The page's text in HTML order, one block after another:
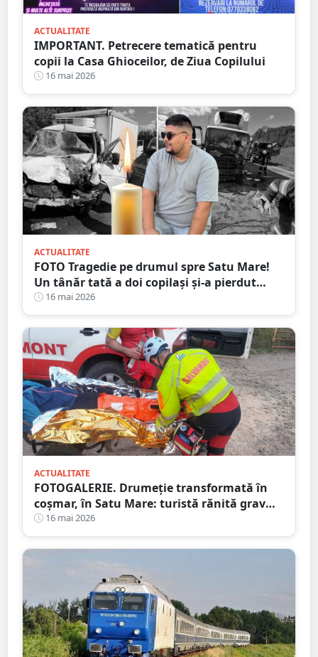
ACTUALITATE
IMPORTANT. Petrecere tematică pentru
copii la Casa Ghioceilor, de Ziua Copilului
16 mai 2026
ACTUALITATE
FOTO Tragedie pe drumul spre Satu Mare!
Un tânăr tată a doi copilași și-a pierdut
viața într-un accident cumplit
16 mai 2026
ACTUALITATE
FOTOGALERIE. Drumeție transformată în
coșmar, în Satu Mare: turistă rănită grav
după ce a alergat pe un traseu acoperit cu
frunze
16 mai 2026